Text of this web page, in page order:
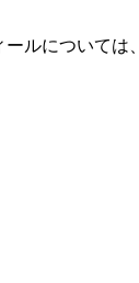
ルについては、